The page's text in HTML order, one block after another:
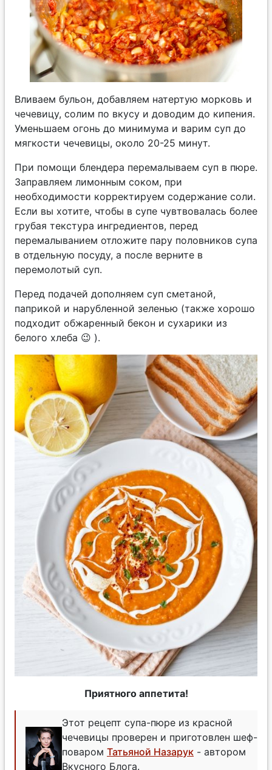
Вливаем бульон, добавляем натертую морковь и
чечевицу, солим по вкусу и доводим до кипения.
Уменьшаем огонь до минимума и варим суп до
мягкости чечевицы, около 20-25 минут.
При помощи блендера перемалываем суп в пюре.
Заправляем лимонным соком, при
необходимости корректируем содержание соли.
Если вы хотите, чтобы в супе чувтвовалась более
грубая текстура ингредиентов, перед
перемалыванием отложите пару половников супа
в отдельную посуду, а после верните в
перемолотый суп.
Перед подачей дополняем суп сметаной,
паприкой и нарубленной зеленью (также хорошо
подходит обжаренный бекон и сухарики из
белого хлеба 😉 ).
Приятного аппетита!
Этот рецепт супа-пюре из красной
чечевицы проверен и приготовлен шеф-
поваром Татьяной Назарук - автором
Вкусного Блога.